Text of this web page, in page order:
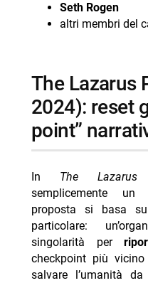
Seth Rogen
altri membri del
The Lazarus Project (2022-
2024): reset
point”
In The Lazarus
semplicemente
proposta si basa
particolare:
singolarità per
checkpoint più vicino
salvare l’umanità da